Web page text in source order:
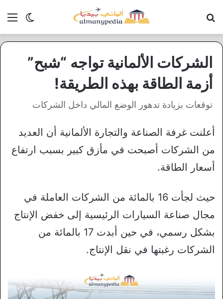
الوضع
الشركات الألمانية تواجه “شبح”
أزمة الطاقة بهذه الطريقة!
توقعات بزيادة تدهور الوضع المالي داخل الشركات
أعلنت غرفة الصناعة والتجارة الألمانية أن العديد
من الشركات أصبحت في مأزق كبير بسبب ارتفاع
أسعار الطاقة.
حيث لجأت 16 بالمائة من الشركات العاملة في
مجال صناعة السيارات الرئيسية إلى خفض الإنتاج
بشكل رسمي، في حين أبدت 17 بالمائة من
الشركات رغبتها في نقل الإنتاج.